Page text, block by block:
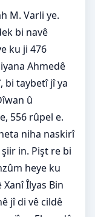
M. Varli ye.
bi navê
ku ji 476
Ahmedê
bi taybetî jî ya
û
556 rûpel e.
niha naskirî
in. Pişt re bi
heye ku
Îlyas Bin
jî di vê cildê